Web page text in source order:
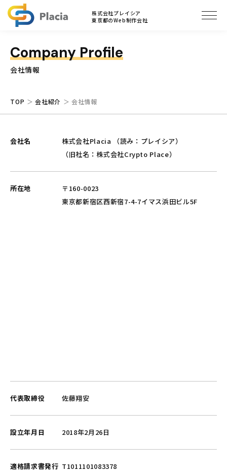
株式会社プレイシア
東京都のWeb制作会社
ブログ
Company Profile
会社情報
TOP 会社紹介 会社情報
会社名
株式会社Placia （読み：プレイシア）
（旧社名：株式会社Crypto Place）
所在地
〒160-0023
東京都新宿区西新宿7-4-7イマス浜田ビル5F
代表取締役 佐藤翔安
設立年月日 2018年2月26日
適格請求書発行 T1011101083378